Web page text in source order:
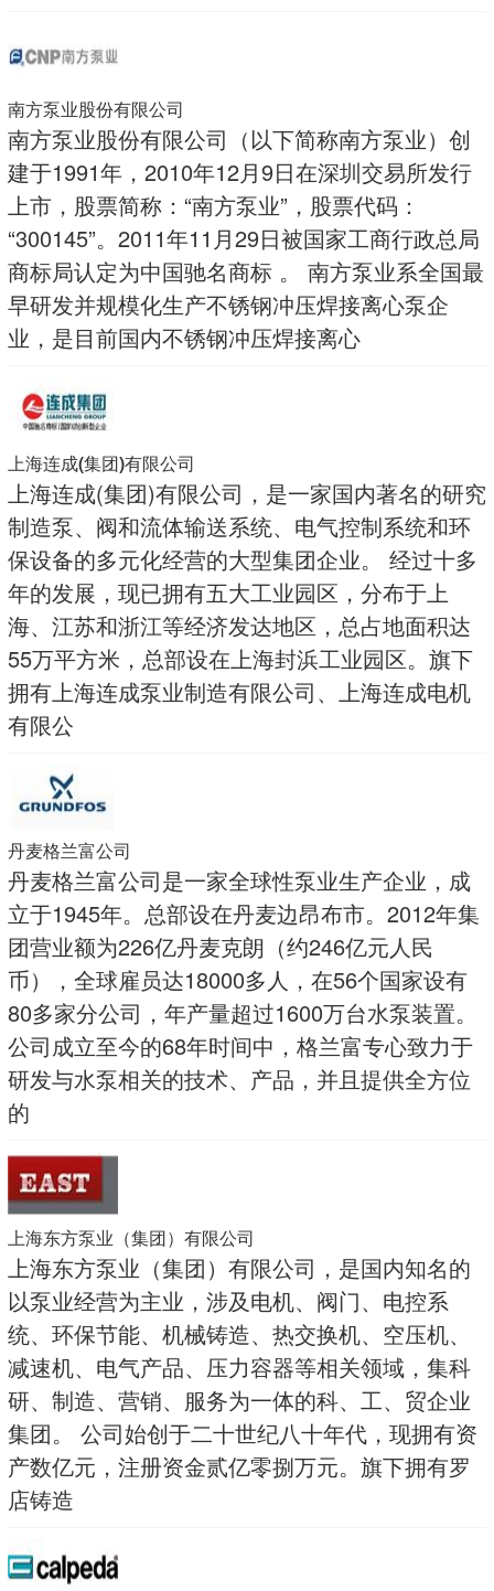
南方泵业股份有限公司
南方泵业股份有限公司（以下简称南方泵业）创
建于1991年，2010年12月9日在深圳交易所发行
上市，股票简称：“南方泵业”，股票代码：
“300145”。2011年11月29日被国家工商行政总局
商标局认定为中国驰名商标 。 南方泵业系全国最
早研发并规模化生产不锈钢冲压焊接离心泵企
业，是目前国内不锈钢冲压焊接离心
上海连成(集团)有限公司
上海连成(集团)有限公司，是一家国内著名的研究
制造泵、阀和流体输送系统、电气控制系统和环
保设备的多元化经营的大型集团企业。 经过十多
年的发展，现已拥有五大工业园区，分布于上
海、江苏和浙江等经济发达地区，总占地面积达
55万平方米，总部设在上海封浜工业园区。旗下
拥有上海连成泵业制造有限公司、上海连成电机
有限公
丹麦格兰富公司
丹麦格兰富公司是一家全球性泵业生产企业，成
立于1945年。总部设在丹麦边昂布市。2012年集
团营业额为226亿丹麦克朗（约246亿元人民
币），全球雇员达18000多人，在56个国家设有
80多家分公司，年产量超过1600万台水泵装置。
公司成立至今的68年时间中，格兰富专心致力于
研发与水泵相关的技术、产品，并且提供全方位
的
上海东方泵业（集团）有限公司
上海东方泵业（集团）有限公司，是国内知名的
以泵业经营为主业，涉及电机、阀门、电控系
统、环保节能、机械铸造、热交换机、空压机、
减速机、电气产品、压力容器等相关领域，集科
研、制造、营销、服务为一体的科、工、贸企业
集团。 公司始创于二十世纪八十年代，现拥有资
产数亿元，注册资金贰亿零捌万元。旗下拥有罗
店铸造